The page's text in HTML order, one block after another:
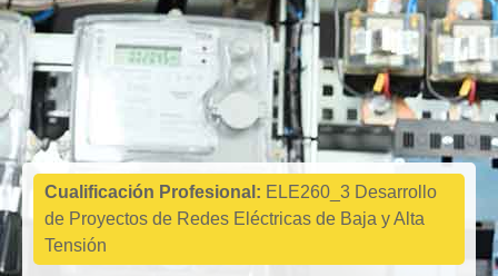
Electricidad y
electrónica
Cualificación Profesional: ELE260_3 Desarrollo
de Proyectos de Redes Eléctricas de Baja y Alta
Tensión